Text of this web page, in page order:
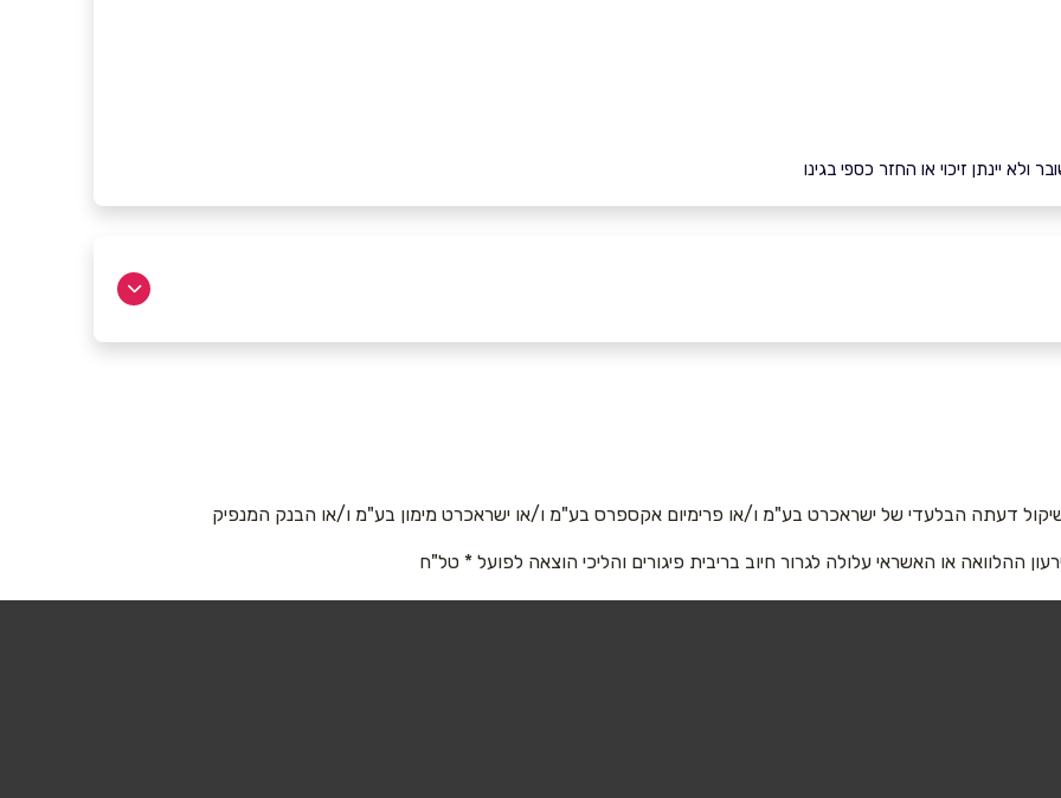
יינתן זיכוי או החזר כספי בגינו
אימייל*
דעתה הבלעדי של ישראכרט בע"מ ו/או פרימיום אקספרס בע"מ ו/או ישראכרט מימון בע"מ ו/או הבנק המנפיק
ההלוואה או האשראי עלולה לגרור חיוב בריבית פיגורים והליכי הוצאה לפועל * טל"ח